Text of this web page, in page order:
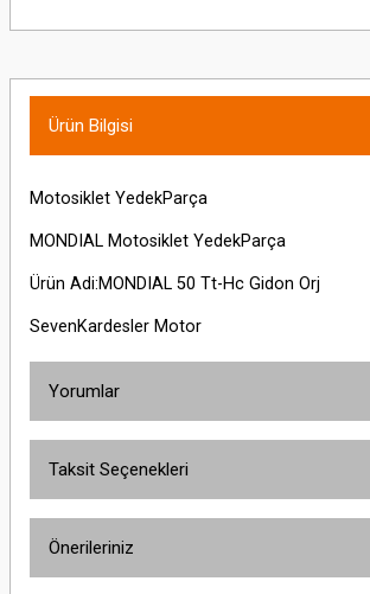
Ürün Bilgisi
Motosiklet YedekParça
MONDIAL Motosiklet YedekParça
Ürün Adi:MONDIAL 50 Tt-Hc Gidon Orj
SevenKardesler Motor
Yorumlar
Taksit Seçenekleri
Önerileriniz